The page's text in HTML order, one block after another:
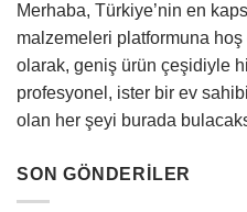
Merhaba, Türkiye’nin en
malzemeleri platformuna
olarak, geniş ürün çeşidiyle
profesyonel, ister bir ev
olan her şeyi burada
SON GÖNDERILER